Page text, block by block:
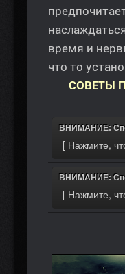
время и
что то
СОВЕТЫ
ВНИМАНИЕ:
ВНИМАНИЕ: